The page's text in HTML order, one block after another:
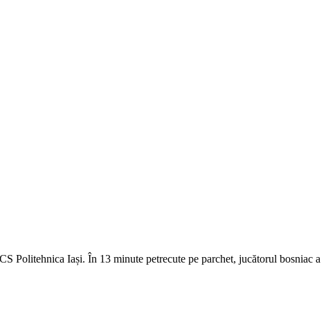
Politehnica Iași. În 13 minute petrecute pe parchet, jucătorul bosniac a